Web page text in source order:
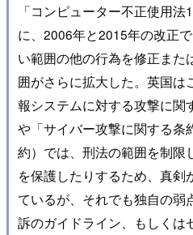
「コンピューター不正使用
に、2006年と2015年の改正
い範囲の他の行為を修正また
囲がさらに拡大した。英国
報システムに対する攻撃に関
や「サイバー攻撃に関する条
約）では、刑法の範囲を制限
を保護したりするため、真剣
ているが、それでも独自の弱
訴のガイドライン、もしくは